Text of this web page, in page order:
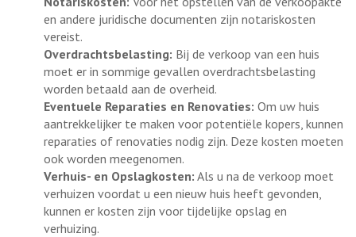
en andere juridische documenten zijn notariskosten
vereist.
Overdrachtsbelasting: Bij de verkoop van een huis
moet er in sommige gevallen overdrachtsbelasting
worden betaald aan de overheid.
Eventuele Reparaties en Renovaties: Om uw huis
aantrekkelijker te maken voor potentiële kopers, kunnen
reparaties of renovaties nodig zijn. Deze kosten moeten
ook worden meegenomen.
Verhuis- en Opslagkosten: Als u na de verkoop moet
verhuizen voordat u een nieuw huis heeft gevonden,
kunnen er kosten zijn voor tijdelijke opslag en
verhuizing.